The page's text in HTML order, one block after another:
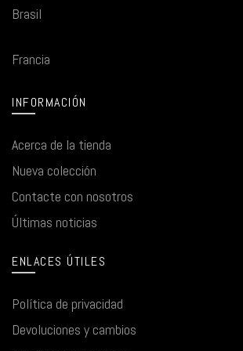
Brasil
Francia
INFORMACIÓN
Acerca de la tienda
Nueva colección
Contacte con nosotros
Últimas noticias
ENLACES ÚTILES
Política de privacidad
Devoluciones y cambios